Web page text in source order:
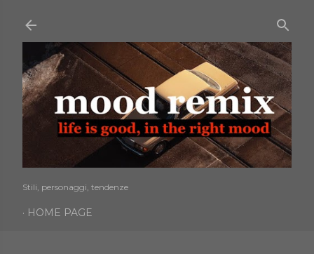
Stili, personaggi, tendenze
HOME PAGE